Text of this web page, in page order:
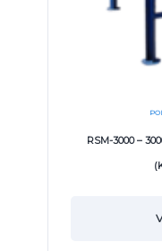
RSM-3000 –